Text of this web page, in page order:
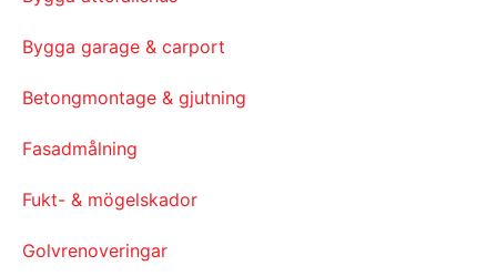
Bygga garage & carport
Betongmontage & gjutning
Fasadmålning
Fukt- & mögelskador
Golvrenoveringar